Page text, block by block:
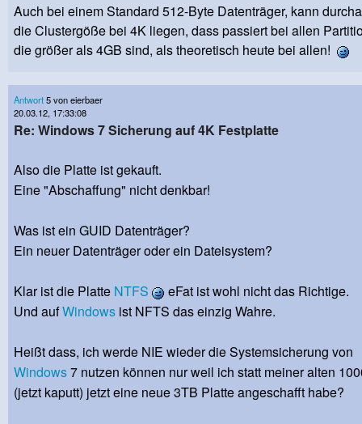
Auch bei einem Standard 512-Byte Datenträger, kann
die Clustergöße bei 4K liegen, dass passiert bei allen
die größer als 4GB sind, als theoretisch heute bei allen!
Antwort5 von eierbaer
20.03.12, 17:33:08
Re: Windows 7 Sicherung auf 4K Festplatte
Also die Platte ist gekauft.
Eine "Abschaffung" nicht denkbar!
Was ist ein GUID Datenträger?
Ein neuer Datenträger oder ein Dateisystem?
Klar ist die Platte NTFS
eFat ist wohl nicht das Richtige.
Und aufWindows ist NFTS das einzig Wahre.
Heißt dass, ich werde NIE wieder die Systemsicherung von
Windows7 nutzen können nur weil ich statt meiner alten
(jetzt kaputt) jetzt eine neue 3TB Platte angeschafft habe?